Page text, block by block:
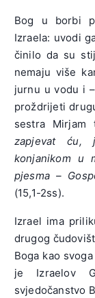
Bog u borbi
Izraela: uvodi
činilo da su
nemaju više
jurnu u vodu i
proždrijeti
sestra Mirjam
zapjevat ću,
konjanikom u
pjesma –
(15,1-2ss).
Izrael ima
drugog
Boga kao
je Izraelov
svjedočanstvo